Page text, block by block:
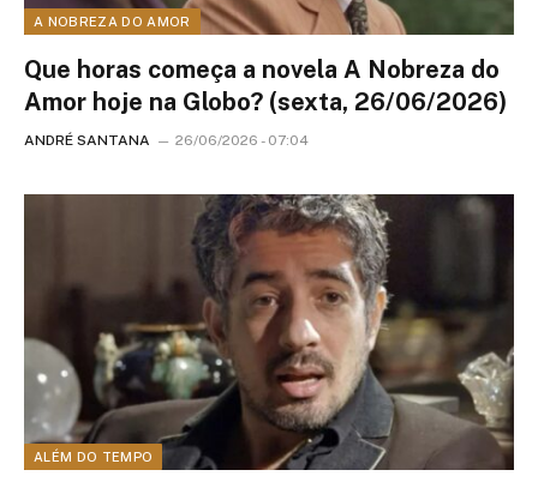
A NOBREZA DO AMOR
Que horas começa a novela A Nobreza do
Amor hoje na Globo? (sexta, 26/06/2026)
ANDRÉ SANTANA 26/06/2026 - 07:04
ALÉM DO TEMPO